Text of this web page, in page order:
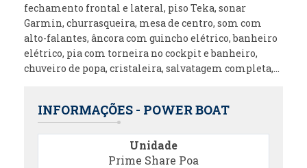
fechamento frontal e lateral, piso Teka, sonar
Garmin, churrasqueira, mesa de centro, som com
alto-falantes, âncora com guincho elétrico, banheiro
elétrico, pia com torneira no cockpit e banheiro,
chuveiro de popa, cristaleira, salvatagem completa,…
INFORMAÇÕES - POWER BOAT
Unidade
Prime Share Poa